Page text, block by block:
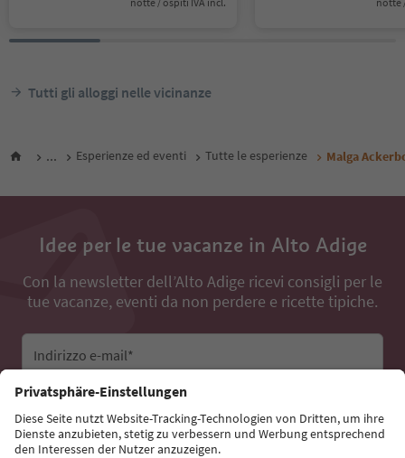
Tutti gli alloggi nelle vicinanze
... Esperienze ed eventi Tutte le esperienze Malga
Idee per le tue vacanze in Alto Adige
Con la newsletter dell’Alto Adige ricevi consigli per le
tue vacanze, eventi da non perdere e ricette tipiche.
Indirizzo e-mail*
Iscriviti alla newsletter